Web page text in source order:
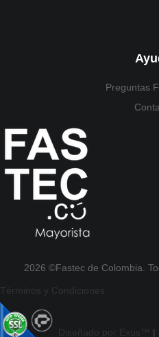
Preguntas
2026 ©Fastec de Colombia.
Términos y Condiciones
Diseñado por Exus™ |